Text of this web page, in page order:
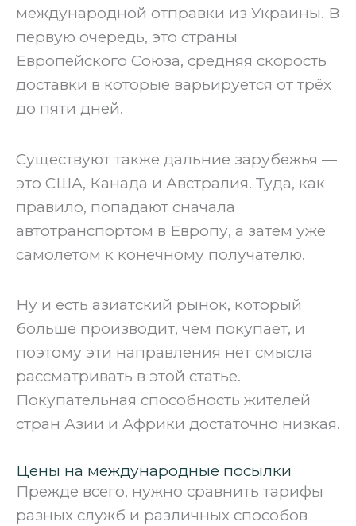
международной отправки из Украины. В
первую очередь, это страны
Европейского Союза, средняя скорость
доставки в которые варьируется от трёх
до пяти дней.
‍Существуют также дальние зарубежья —
это США, Канада и Австралия. Туда, как
правило, попадают сначала
автотранспортом в Европу, а затем уже
самолетом к конечному получателю.
‍Ну и есть азиатский рынок, который
больше производит, чем покупает, и
поэтому эти направления нет смысла
рассматривать в этой статье.
Покупательная способность жителей
стран Азии и Африки достаточно низкая.
Цены на международные посылки
Прежде всего, нужно сравнить тарифы
разных служб и различных способов